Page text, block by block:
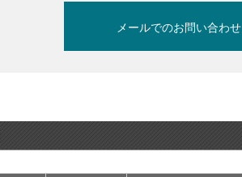
メールでのお問い合わせ